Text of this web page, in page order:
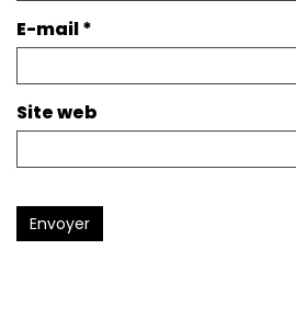
E-mail*
Site web
Envoyer